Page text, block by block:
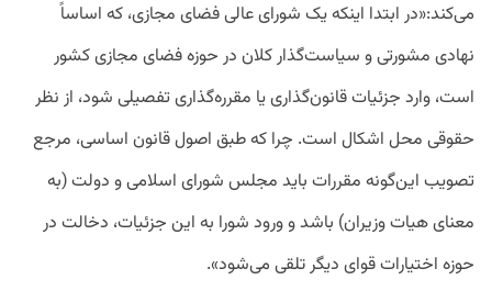
می‌کند:«در ابتدا اینکه یک شورای عالی فضای مجازی، که اساساً
نهادی مشورتی و سیاست‌گذار کلان در حوزه فضای مجازی کشور
است، وارد جزئیات قانون‌گذاری یا مقرره‌گذاری تفصیلی شود، از نظر
حقوقی محل اشکال است. چرا که طبق اصول قانون اساسی، مرجع
تصویب این‌گونه مقررات باید مجلس شورای اسلامی و دولت (به
معنای هیات وزیران) باشد و ورود شورا به این جزئیات، دخالت در
حوزه اختیارات قوای دیگر تلقی می‌شود».